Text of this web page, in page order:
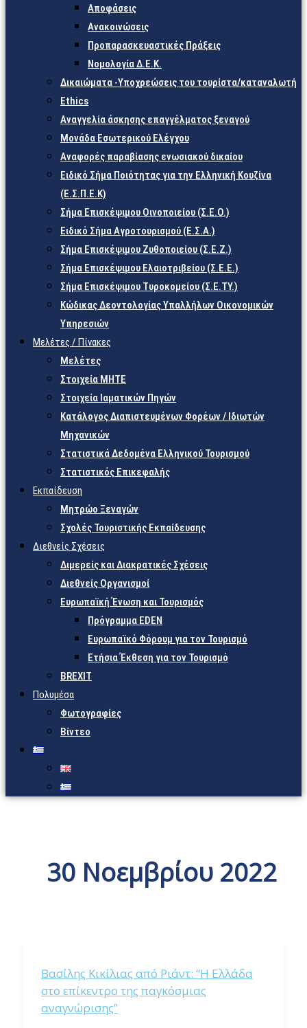
Αποφάσεις
Ανακοινώσεις
Προπαρασκευαστικές Πράξεις
Νομολογία Δ.Ε.Κ.
Δικαιώματα -Υποχρεώσεις του τουρίστα/καταναλωτή
Ethics
Αναγγελία άσκησης επαγγέλματος ξεναγού
Μονάδα Εσωτερικού Ελέγχου
Αναφορές παραβίασης ενωσιακού δικαίου
Ειδικό Σήμα Ποιότητας για την Ελληνική Κουζίνα
(Ε.Σ.Π.Ε.Κ)
Σήμα Επισκέψιμου Οινοποιείου (Σ.Ε.Ο.)
Ειδικό Σήμα Αγροτουρισμού (Ε.Σ.Α.)
Σήμα Επισκέψιμου Ζυθοποιείου (Σ.Ε.Ζ.)
Σήμα Επισκέψιμου Ελαιοτριβείου (Σ.Ε.Ε.)
Σήμα Επισκέψιμου Τυροκομείου (Σ.Ε.TY.)
Κώδικας Δεοντολογίας Υπαλλήλων Οικονομικών
Υπηρεσιών
Μελέτες / Πίνακες
Μελέτες
Στοιχεία ΜΗΤΕ
Στοιχεία Ιαματικών Πηγών
Κατάλογος Διαπιστευμένων Φορέων / Ιδιωτών
Μηχανικών
Στατιστικά Δεδομένα Ελληνικού Τουρισμού
Στατιστικός Επικεφαλής
Εκπαίδευση
Μητρώο Ξεναγών
Σχολές Τουριστικής Εκπαίδευσης
Διεθνείς Σχέσεις
Διμερείς και Διακρατικές Σχέσεις
Διεθνείς Οργανισμοί
Ευρωπαϊκή Ένωση και Τουρισμός
Πρόγραμμα EDEN
Ευρωπαϊκό Φόρουμ για τον Τουρισμό
Ετήσια Έκθεση για τον Τουρισμό
BREXIT
Πολυμέσα
Φωτογραφίες
Βίντεο
30 Νοεμβρίου 2022
Βασίλης Κικίλιας από Ριάντ: “Η Ελλάδα
στο επίκεντρο της παγκόσμιας
αναγνώρισης”